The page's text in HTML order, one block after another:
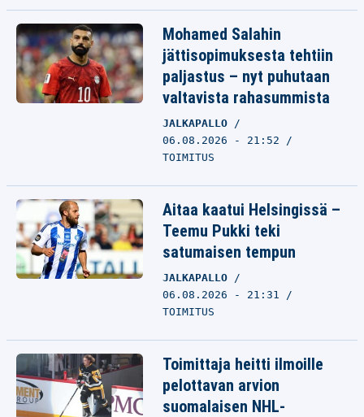
Mohamed Salahin
jättisopimuksesta tehtiin
paljastus – nyt puhutaan
valtavista rahasummista
JALKAPALLO
06.08.2026 - 21:52
TOIMITUS
Aitaa kaatui Helsingissä –
Teemu Pukki teki
satumaisen tempun
JALKAPALLO
06.08.2026 - 21:31
TOIMITUS
Toimittaja heitti ilmoille
pelottavan arvion
suomalaisen NHL-